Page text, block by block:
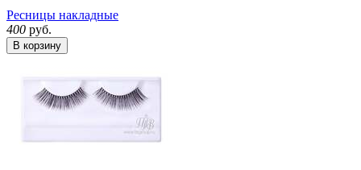
Ресницы накладные
400 руб.
В корзину